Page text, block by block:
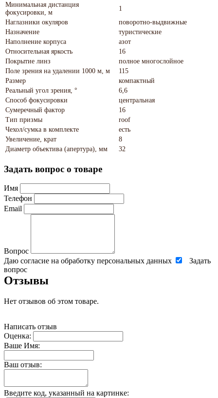
Минимальная дистанция
фокусировки, м
1
Наглазники окуляров
поворотно-выдвижные
Назначение
туристические
Наполнение корпуса
азот
Относительная яркость
16
Покрытие линз
полное многослойное
Поле зрения на удалении 1000 м, м
115
Размер
компактный
Реальный угол зрения, °
6,6
Способ фокусировки
центральная
Сумеречный фактор
16
Тип призмы
roof
Чехол/сумка в комплекте
есть
Увеличение, крат
8
Диаметр объектива (апертура), мм
32
Задать вопрос о товаре
Имя
Телефон
Email
Вопрос
Даю согласие на обработку персональных данных
Задать
вопрос
Отзывы
Нет отзывов об этом товаре.
Написать отзыв
Оценка:
Ваше Имя:
Ваш отзыв:
Введите код, указанный на картинке: